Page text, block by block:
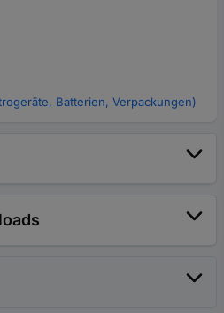
Batterien, Verpackungen)